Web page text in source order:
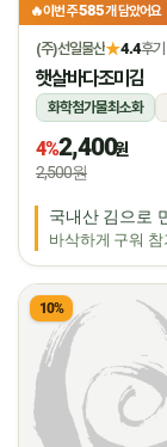
🔥이번 주585개 담았어요
(주)선일물산★4.4후
햇살바다조미김
화학첨가물최소화
4%2,400원
2,500원
국내산 김으로
바삭하게 구워
10%